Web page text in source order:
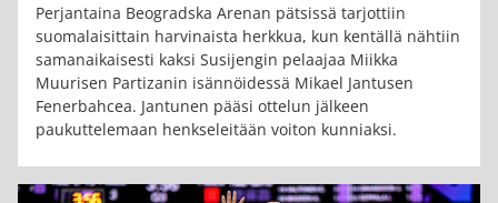
Perjantaina Beogradska Arenan pätsissä tarjottiin
suomalaisittain harvinaista herkkua, kun kentällä nähtiin
samanaikaisesti kaksi Susijengin pelaajaa Miikka
Muurisen Partizanin isännöidessä Mikael Jantusen
Fenerbahcea. Jantunen pääsi ottelun jälkeen
paukuttelemaan henkseleitään voiton kunniaksi.